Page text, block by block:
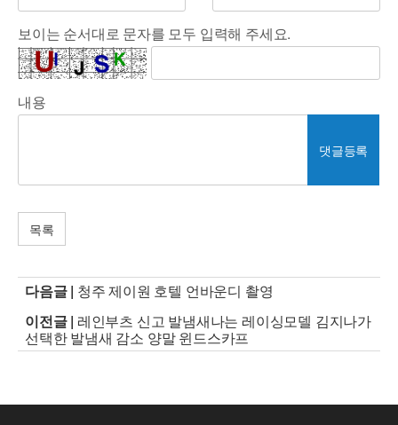
보이는 순서대로 문자를 모두 입력해 주세요.
내용
댓글등록
목록
다음글 | 청주 제이원 호텔 언바운디 촬영
이전글 | 레인부츠 신고 발냄새나는 레이싱모델 김지나가
선택한 발냄새 감소 양말 윈드스카프